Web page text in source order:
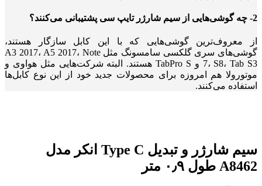
2- چه گوشی‌هایی از سیم شارژر تایپ سی پشتیبانی می‌کنند؟
از معروف‌ترین گوشی‌هایی که با این کابل سازگار هستند،
گوشی‌های سری گلکسی سامسونگ مثل A3 2017، A5 2017، Note
7، S8، Tab S3 و TabPro S هستند. البته شرکت‌هایی مثل هواوی و
موتورولا هم امروزه برای محصولات جدید خود از این نوع کابل‌ها
استفاده می‌کنند.
سیم شارژر و تبدیل Type C انکر مدل
A8462 طول ۰٫۹ متر